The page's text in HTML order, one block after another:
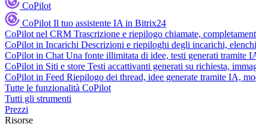
CoPilot
CoPilot Il tuo assistente IA in Bitrix24
CoPilot nel CRM Trascrizione e riepilogo chiamate,
CoPilot in Incarichi Descrizioni e riepiloghi degli incarichi,
CoPilot in Chat Una fonte illimitata di idee, testi generati tramite
CoPilot in Siti e store Testi accattivanti generati su richiesta,
CoPilot in Feed Riepilogo dei thread, idee generate tramite IA,
Tutte le funzionalità CoPilot
Tutti gli strumenti
Prezzi
Risorse